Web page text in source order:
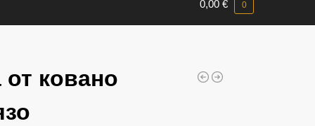
0,00 € 0
от ковано